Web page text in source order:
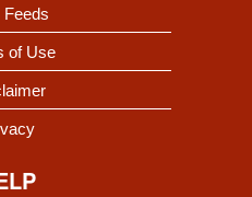
Feeds
of Use